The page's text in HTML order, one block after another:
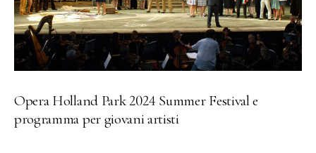
Opera Holland Park 2024 Summer Festival e
programma per giovani artisti